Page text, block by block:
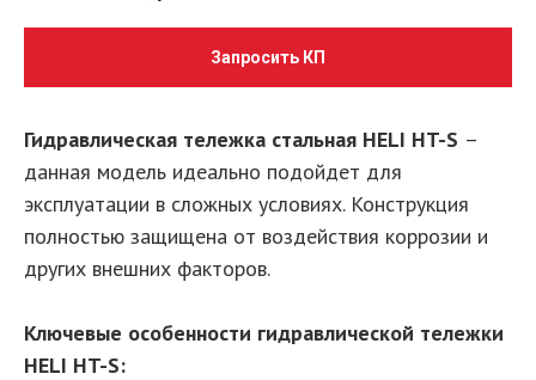
Запросить КП
Гидравлическая тележка стальная HELI HT-S –
данная модель идеально подойдет для
эксплуатации в сложных условиях. Конструкция
полностью защищена от воздействия коррозии и
других внешних факторов.
Ключевые особенности гидравлической тележки
HELI HT-S: